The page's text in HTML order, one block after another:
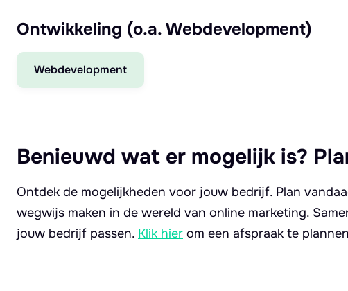
Ontwikkeling (o.a. Webdevelopment)
Webdevelopment
Benieuwd wat er mogelijk is?
Ontdek de mogelijkheden voor jouw bedrijf. Plan
wegwijs maken in de wereld van online marketing.
jouw bedrijf passen. Klik hier om een afspraak te